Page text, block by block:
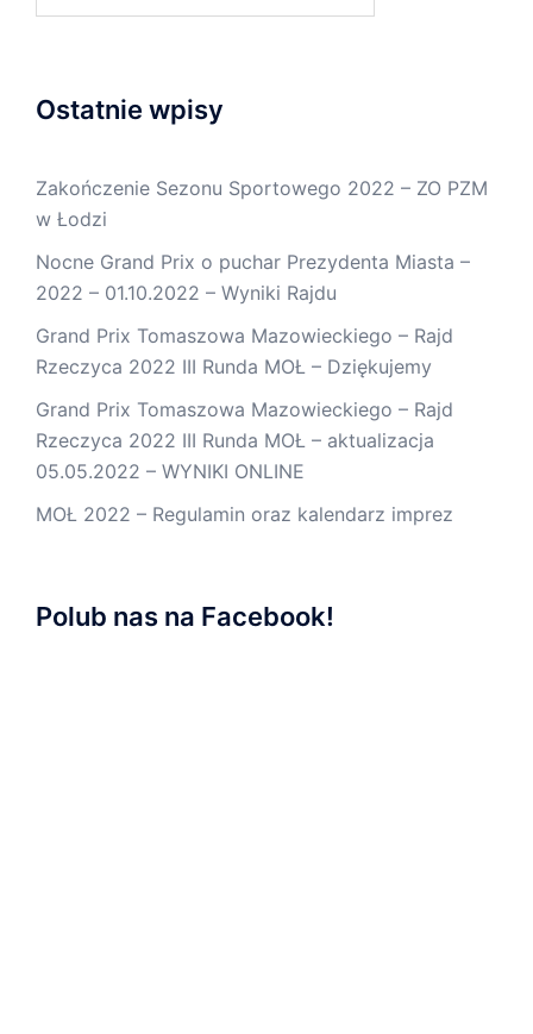
Ostatnie wpisy
Zakończenie Sezonu Sportowego 2022 – ZO PZM
w Łodzi
Nocne Grand Prix o puchar Prezydenta Miasta –
2022 – 01.10.2022 – Wyniki Rajdu
Grand Prix Tomaszowa Mazowieckiego – Rajd
Rzeczyca 2022 III Runda MOŁ – Dziękujemy
Grand Prix Tomaszowa Mazowieckiego – Rajd
Rzeczyca 2022 III Runda MOŁ – aktualizacja
05.05.2022 – WYNIKI ONLINE
MOŁ 2022 – Regulamin oraz kalendarz imprez
Polub nas na Facebook!